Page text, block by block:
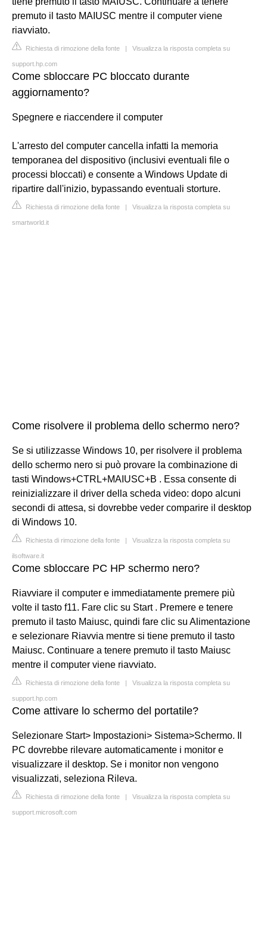
premuto il tasto MAIUSC mentre il computer viene
riavviato.
Richiesta di rimozione della fonte | Visualizza la risposta completa su
support.hp.com
Come sbloccare PC bloccato durante
aggiornamento?
Spegnere e riaccendere il computer
L'arresto del computer cancella infatti la memoria
temporanea del dispositivo (inclusivi eventuali file o
processi bloccati) e consente a Windows Update di
ripartire dall'inizio, bypassando eventuali storture.
Richiesta di rimozione della fonte | Visualizza la risposta completa su
smartworld.it
Come risolvere il problema dello schermo nero?
Se si utilizzasse Windows 10, per risolvere il problema
dello schermo nero si può provare la combinazione di
tasti Windows+CTRL+MAIUSC+B . Essa consente di
reinizializzare il driver della scheda video: dopo alcuni
secondi di attesa, si dovrebbe veder comparire il desktop
di Windows 10.
Richiesta di rimozione della fonte | Visualizza la risposta completa su
ilsoftware.it
Come sbloccare PC HP schermo nero?
Riavviare il computer e immediatamente premere più
volte il tasto f11. Fare clic su Start . Premere e tenere
premuto il tasto Maiusc, quindi fare clic su Alimentazione
e selezionare Riavvia mentre si tiene premuto il tasto
Maiusc. Continuare a tenere premuto il tasto Maiusc
mentre il computer viene riavviato.
Richiesta di rimozione della fonte | Visualizza la risposta completa su
support.hp.com
Come attivare lo schermo del portatile?
Selezionare Start> Impostazioni> Sistema>Schermo. Il
PC dovrebbe rilevare automaticamente i monitor e
visualizzare il desktop. Se i monitor non vengono
visualizzati, seleziona Rileva.
Richiesta di rimozione della fonte | Visualizza la risposta completa su
support.microsoft.com